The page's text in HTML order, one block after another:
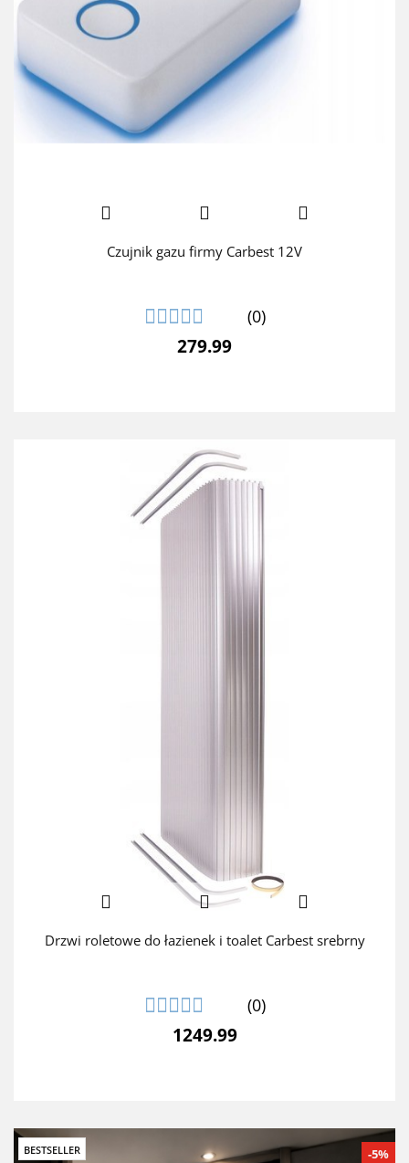
Czujnik gazu firmy Carbest 12V
(0)
279.99
Drzwi roletowe do łazienek i toalet Carbest srebrny
(0)
1249.99
BESTSELLER -5%